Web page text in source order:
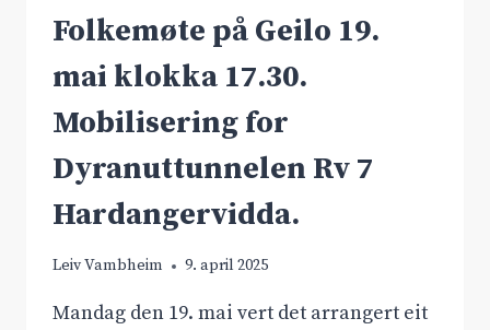
Folkemøte på Geilo 19.
mai klokka 17.30.
Mobilisering for
Dyranuttunnelen Rv 7
Hardangervidda.
Leiv Vambheim 9. april 2025
Mandag den 19. mai vert det arrangert eit